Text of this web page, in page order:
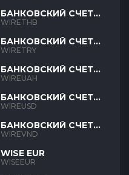
БАНКОВСКИЙ СЧЕТ
THB
WIRETHB
БАНКОВСКИЙ СЧЕТ
TRY
WIRETRY
БАНКОВСКИЙ СЧЕТ
UAH
WIREUAH
БАНКОВСКИЙ СЧЕТ
USD
WIREUSD
БАНКОВСКИЙ СЧЕТ
VND
WIREVND
WISE EUR
WISEEUR